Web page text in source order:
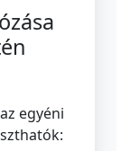
egyéni